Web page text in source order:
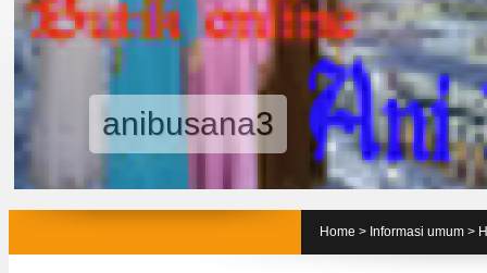
Home > Informasi umum >